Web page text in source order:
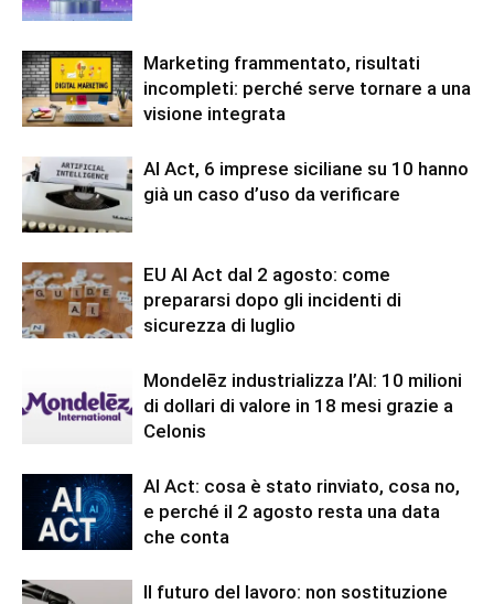
Marketing frammentato, risultati
incompleti: perché serve tornare a una
visione integrata
AI Act, 6 imprese siciliane su 10 hanno
già un caso d’uso da verificare
EU AI Act dal 2 agosto: come
prepararsi dopo gli incidenti di
sicurezza di luglio
Mondelēz industrializza l’AI: 10 milioni
di dollari di valore in 18 mesi grazie a
Celonis
AI Act: cosa è stato rinviato, cosa no,
e perché il 2 agosto resta una data
che conta
Il futuro del lavoro: non sostituzione